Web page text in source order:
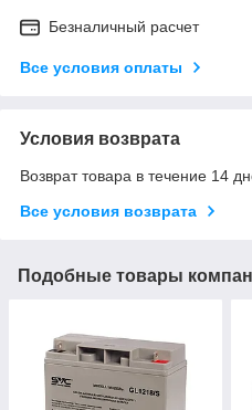
Безналичный расчет
Все условия оплаты
Условия возврата
Возврат товара в течение 14
Все условия возврата
Подобные товары